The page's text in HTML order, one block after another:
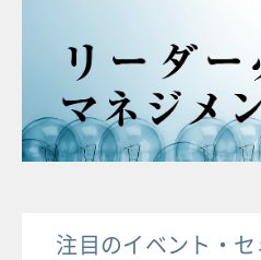
注目のイベント・